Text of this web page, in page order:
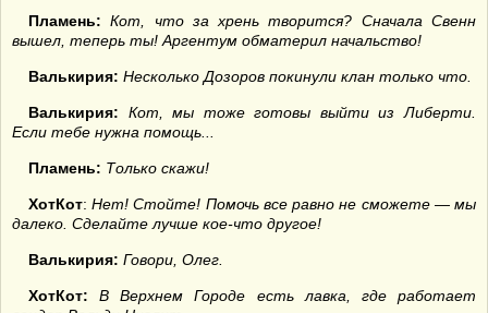
Пламень: Кот, что за хрень творится? Сначала Свенн
вышел, теперь ты! Аргентум обматерил начальство!
Валькирия: Несколько Дозоров покинули клан только что.
Валькирия:
Кот, мы тоже готовы выйти из Либерти.
Если тебе нужна помощь...
Пламень: Только скажи!
ХотКот:Нет! Стойте! Помочь все равно не сможете — мы
далеко. Сделайте лучше кое-что другое!
Валькирия: Говори, Олег.
ХотКот:
В Верхнем Городе есть лавка, где работает